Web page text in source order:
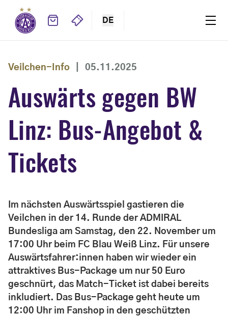
DE
Veilchen-Info 05.11.2025
Auswärts gegen BW
Linz: Bus-Angebot &
Tickets
Im nächsten Auswärtsspiel gastieren die
Veilchen in der 14. Runde der ADMIRAL
Bundesliga am Samstag, den 22. November um
17:00 Uhr beim FC Blau Weiß Linz. Für unsere
Auswärtsfahrer:innen haben wir wieder ein
attraktives Bus-Package um nur 50 Euro
geschnürt, das Match-Ticket ist dabei bereits
inkludiert. Das Bus-Package geht heute um
12:00 Uhr im Fanshop in den geschützten